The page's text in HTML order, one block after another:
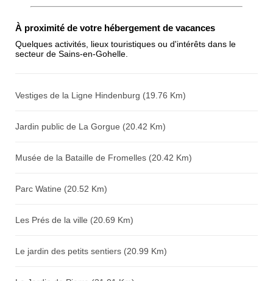
À proximité de votre hébergement de vacances
Quelques activités, lieux touristiques ou d'intérêts dans le
secteur de Sains-en-Gohelle.
Vestiges de la Ligne Hindenburg (19.76 Km)
Jardin public de La Gorgue (20.42 Km)
Musée de la Bataille de Fromelles (20.42 Km)
Parc Watine (20.52 Km)
Les Prés de la ville (20.69 Km)
Le jardin des petits sentiers (20.99 Km)